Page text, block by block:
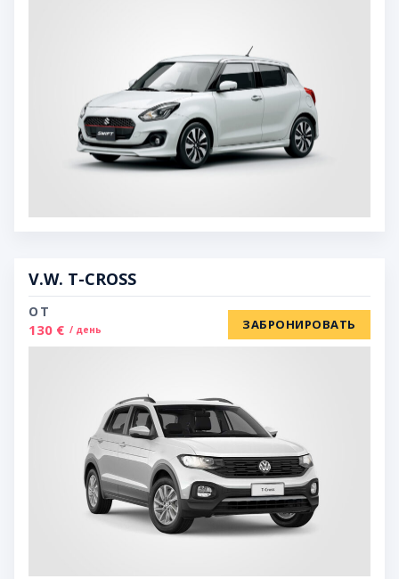
V.W. T-CROSS
ОТ
130 € / день ЗАБРОНИРОВАТЬ